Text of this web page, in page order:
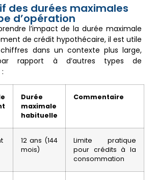
des durées maximales
d’opération
l’impact de la durée maximale
de crédit hypothécaire, il est utile
dans un contexte plus large,
rapport à d’autres types de
Durée
maximale
habituelle
Commentaire
12 ans (144
mois)
Limite pratique
pour crédits à la
consommation